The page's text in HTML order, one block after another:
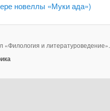
новеллы «Муки ада»)
«Филология и литературоведение».